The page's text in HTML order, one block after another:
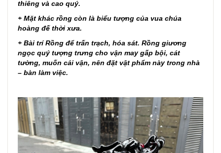
thiêng và cao quý.
+ Mặt khác rồng còn là biểu tượng của vua chúa
hoàng đế thời xưa.
+ Bài trí Rồng để trấn trạch, hóa sát. Rồng giương
ngọc quý tượng trưng cho vận may gấp bội, cát
tường, muốn cải vận, nên đặt vật phẩm này trong nhà
– bàn làm việc.